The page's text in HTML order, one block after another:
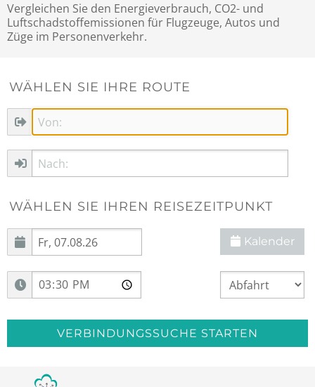
Vergleichen Sie den Energieverbrauch, CO2- und
Luftschadstoffemissionen für Flugzeuge, Autos und
Züge im Personenverkehr.
WÄHLEN SIE IHRE ROUTE
WÄHLEN SIE IHREN REISEZEITPUNKT
Kalender
VERBINDUNGSSUCHE STARTEN